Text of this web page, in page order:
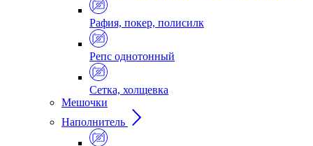
Рафия, покер, полисилк
Репс однотонный
Сетка, холщевка
Мешочки
Наполнитель